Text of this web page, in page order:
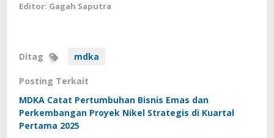
Editor: Gagah Saputra
Ditag mdka
Posting Terkait
MDKA Catat Pertumbuhan Bisnis Emas dan
Perkembangan Proyek Nikel Strategis di Kuartal
Pertama 2025